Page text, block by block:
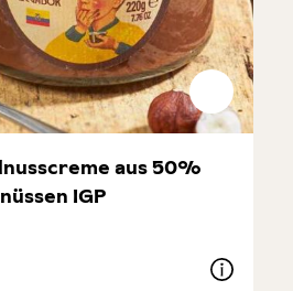
von 5 von 5 Sternen
aus 50%
IGP